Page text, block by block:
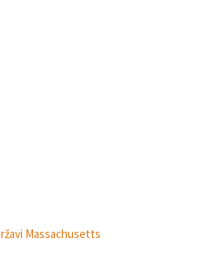
Massachusetts